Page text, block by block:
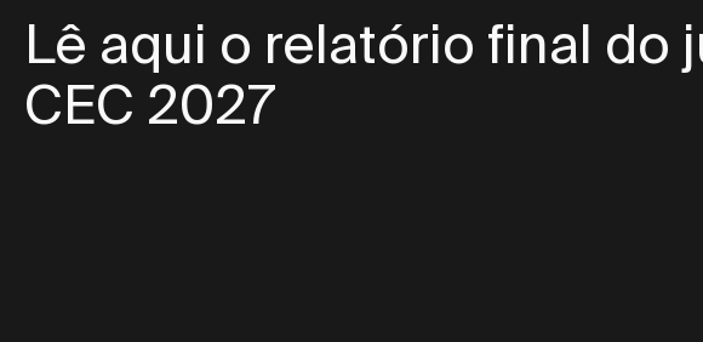
Lê aqui o relatório final do
CEC 2027